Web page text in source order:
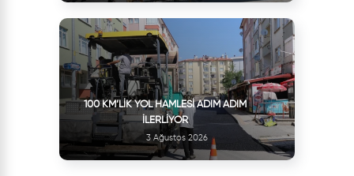
100 KM’LIK YOL HAMLESI ADIM ADIM
İLERLIYOR
3 Ağustos 2026